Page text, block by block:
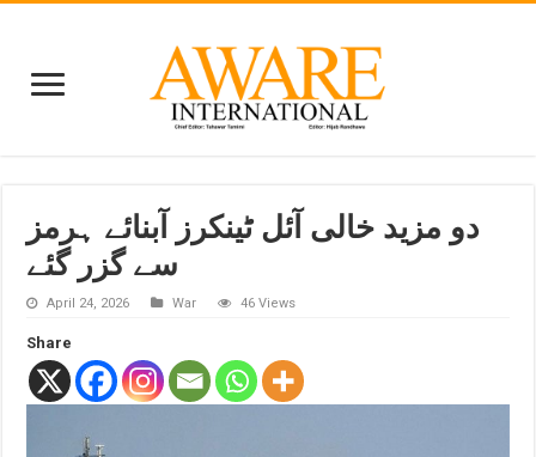
دو مزید خالی آئل ٹینکرز آبنائے ہرمز
سے گزر گئے
April 24, 2026 War 46 Views
Share